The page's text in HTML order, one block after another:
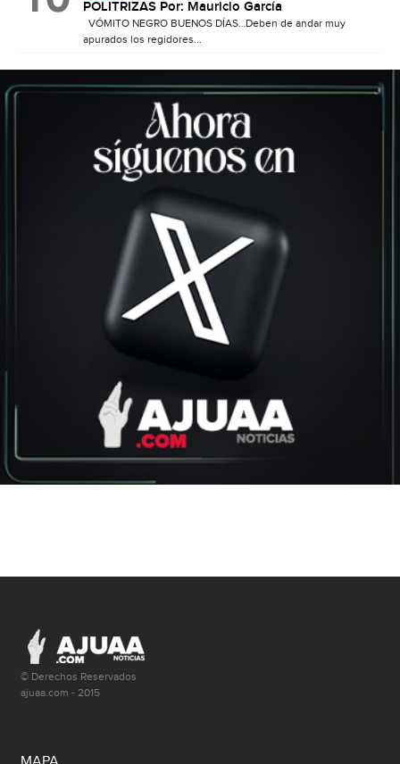
POLITRIZAS Por: Mauricio García
VÓMITO NEGRO BUENOS DÍAS…Deben de andar muy
apurados los regidores...
© Derechos Reservados
ajuaa.com - 2015